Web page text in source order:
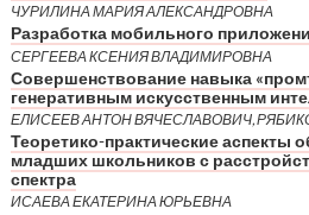
ЧУРИЛИНА МАРИЯ АЛЕКСАНДРОВНА
Разработка мобильного
СЕРГЕЕВА КСЕНИЯ ВЛАДИМИРОВНА
Совершенствование навыка
генеративным искусственным
ЕЛИСЕЕВ АНТОН ВЯЧЕСЛАВОВИЧ,
Теоретико-практические аспекты
младших школьников с
спектра
ИСАЕВА ЕКАТЕРИНА ЮРЬЕВНА